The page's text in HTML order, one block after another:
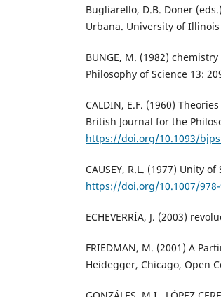
Bugliarello, D.B. Doner
Urbana. University of Illinois
BUNGE, M. (1982)
Philosophy of Science 13:
CALDIN, E.F. (1960)
British Journal for the
https://doi.org/10.1093/
CAUSEY, R.L. (1977) Unity
https://doi.org/10.1007/978-
ECHEVERRÍA, J. (2003)
FRIEDMAN, M. (2001) A
Heidegger, Chicago, Open